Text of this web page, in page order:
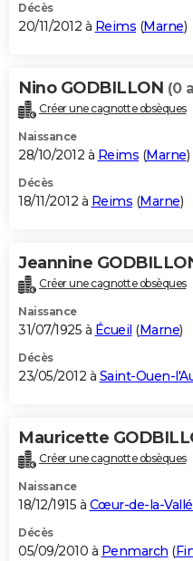
Décès
20/11/2012 à Reims (Marne)
Nino GODBILLON (0
Créer une cagnotte obsèques
Naissance
28/10/2012 à Reims (Marne)
Décès
18/11/2012 à Reims (Marne)
Jeannine
Créer une cagnotte obsèques
Naissance
31/07/1925 à Écueil (Marne)
Décès
23/05/2012 à Saint-Ouen-
Mauricette
Créer une cagnotte obsèques
Naissance
18/12/1915 à Cœur-de-la-
Décès
05/09/2010 à Penmarch (